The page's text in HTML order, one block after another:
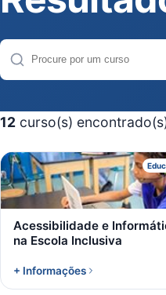
Buscar cursos
12 curso(s)
A
Acessibilidade e
na Escola Inclusiva
+ Informações